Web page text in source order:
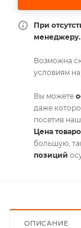
При
менеджеру.
Возможна
условиям
Вы можете
даже
посетив
Цена
большую,
позиций
ОПИСАНИЕ